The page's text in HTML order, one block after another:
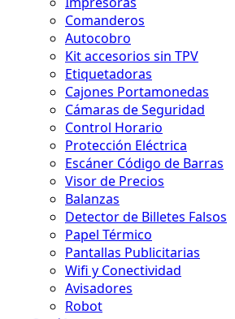
Comanderos
Autocobro
Kit accesorios sin TPV
Etiquetadoras
Cajones Portamonedas
Cámaras de Seguridad
Control Horario
Protección Eléctrica
Escáner Código de Barras
Visor de Precios
Balanzas
Detector de Billetes Falsos
Papel Térmico
Pantallas Publicitarias
Wifi y Conectividad
Avisadores
Robot